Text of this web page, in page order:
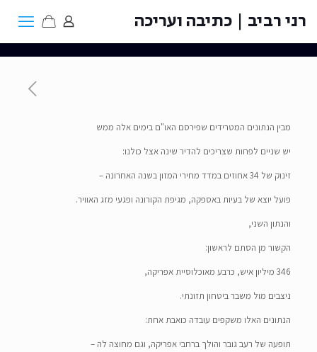
רני רביב | כתיבה ועריכה
מבין הנתונים המטרידים שפירסם האו"ם בימים אלה ממש
יש שניים לפחות שצריכים להדיר שינה אצל כולנו:
זינוק של 34 אחוזים במדד מחירי המזון בשנה האחרונה –
פועל יוצא של בעיות באספקה, מגיפת הקורונה ופגעי מזג האוויר.
והנתון השני,
הקשור מן הסתם לראשון:
346 מיליון איש, כרבע מאוכלוסיית אפריקה,
ניצבים מול משבר ביטחון תזונתי.
הנתונים האלו משקפים עובדה כואבת אחת:
תופעה של רעב גובר והולך ברחבי אפריקה, וגם מחוצה לה –